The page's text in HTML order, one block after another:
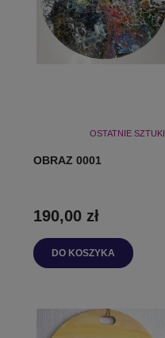
OSTATNIE SZTUKI
OBRAZ 0001
190,00 zł
DO KOSZYKA